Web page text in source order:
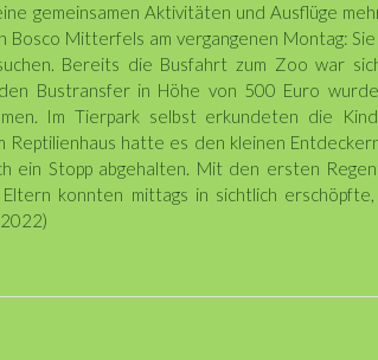
gemeinsamen Aktivitäten und Ausflüge
Bosco Mitterfels am vergangenen Montag:
Bereits die Busfahrt zum Zoo war
Bustransfer in Höhe von 500 Euro
Im Tierpark selbst erkundeten die
Reptilienhaus hatte es den kleinen
ein Stopp abgehalten. Mit den ersten
konnten mittags in sichtlich